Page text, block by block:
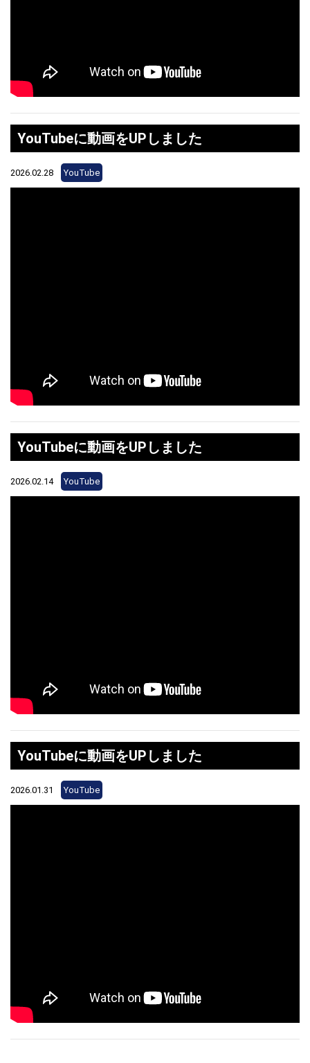
YouTubeに動画をUPしました
2026.02.28 YouTube
YouTubeに動画をUPしました
2026.02.14 YouTube
YouTubeに動画をUPしました
2026.01.31 YouTube